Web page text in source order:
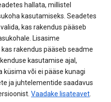
hallata, millistel
kasutamiseks. Seadetes
kas rakendus pääseb
Lisasime
rakendus pääseb seadme
kasutamise ajal,
küsima või ei pääse kunagi
ja juhtelementide saadavus
Vaadake lisateavet